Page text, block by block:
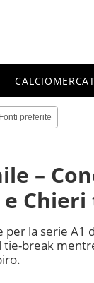
Fonti preferite
–
la serie A1
tie-break